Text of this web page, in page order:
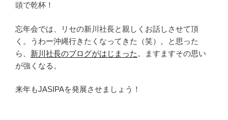
頭で乾杯！
忘年会では、リセの新川社長と親しくお話しさせて頂
く。うわー沖縄行きたくなってきた（笑）。と思った
ら、 新川社長のブログがはじまった 。ますますその思い
が強くなる。
来年もJASIPAを発展させましょう！